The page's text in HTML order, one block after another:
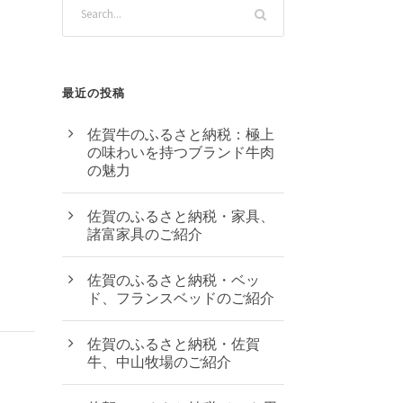
最近の投稿
佐賀牛のふるさと納税：極上
の味わいを持つブランド牛肉
の魅力
佐賀のふるさと納税・家具、
諸富家具のご紹介
佐賀のふるさと納税・ベッ
ド、フランスベッドのご紹介
佐賀のふるさと納税・佐賀
牛、中山牧場のご紹介